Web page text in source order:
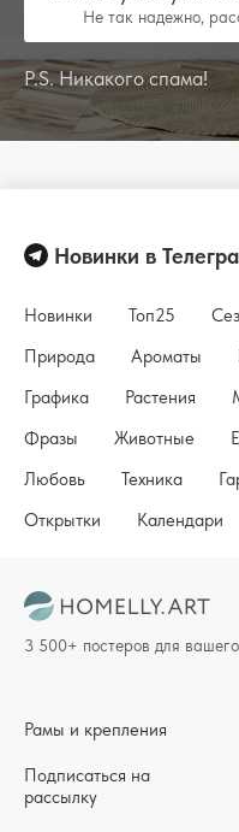
Не так надежно,
P.S. Никакого спама!
Новинки в
Новинки Топ25
Природа
Ароматы
Графика
Растения
Фразы
Животные
Любовь
Техника
Открытки
Календари
Рамы и крепления
Подписаться на
рассылку
3 500+ постеров для